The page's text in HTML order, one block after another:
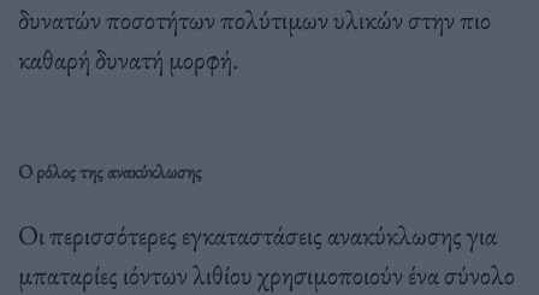
δυνατών ποσοτήτων πολύτιμων υλικών στην πιο
καθαρή δυνατή μορφή.
Ο ρόλος της ανακύκλωσης
Οι περισσότερες εγκαταστάσεις ανακύκλωσης για
μπαταρίες ιόντων λιθίου χρησιμοποιούν ένα σύνολο